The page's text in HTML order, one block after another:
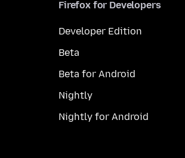
Firefox for Developers
Developer Edition
Beta
Beta for Android
Nightly
Nightly for Android